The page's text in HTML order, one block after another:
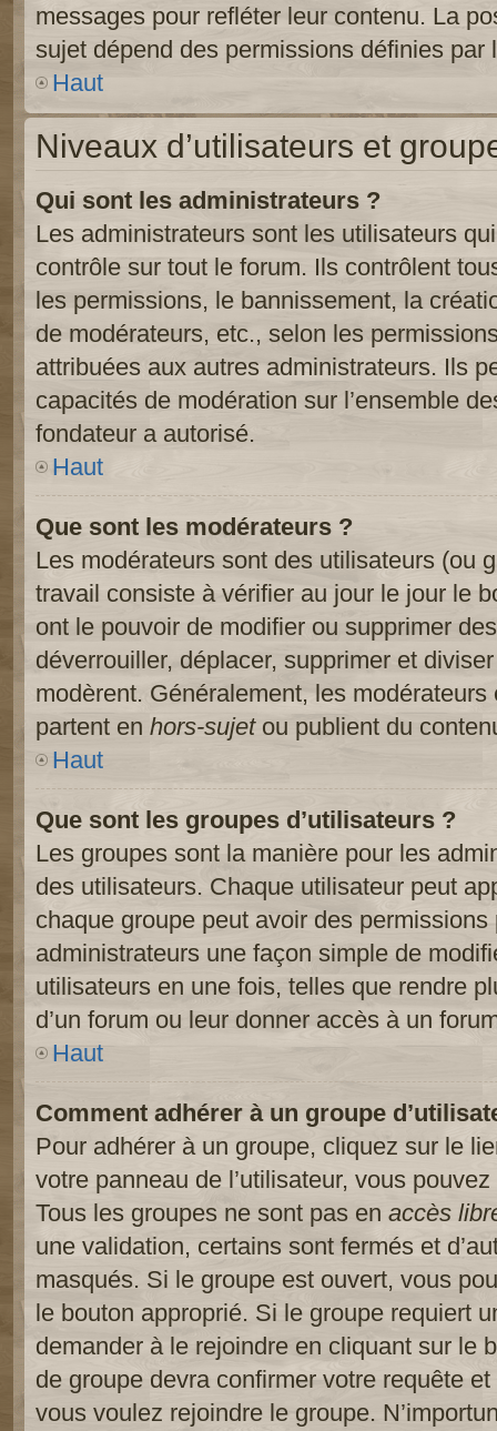
messages pour refléter leur contenu. La
sujet dépend des permissions définies par
Haut
Niveaux d’utilisateurs et
Qui sont les administrateurs ?
Les administrateurs sont les utilisateurs
contrôle sur tout le forum. Ils contrôlent
les permissions, le bannissement, la
de modérateurs, etc., selon les
attribuées aux autres administrateurs. Ils
capacités de modération sur l’ensemble
fondateur a autorisé.
Haut
Que sont les modérateurs ?
Les modérateurs sont des utilisateurs (ou
travail consiste à vérifier au jour le jour le
ont le pouvoir de modifier ou supprimer
déverrouiller, déplacer, supprimer et
modèrent. Généralement, les
partent en hors-sujetou publient du
Haut
Que sont les groupes d’utilisateurs ?
Les groupes sont la manière pour les
des utilisateurs. Chaque utilisateur peut
chaque groupe peut avoir des
administrateurs une façon simple de
utilisateurs en une fois, telles que rendre
d’un forum ou leur donner accès à un
Haut
Comment adhérer à un groupe
Pour adhérer à un groupe, cliquez sur le
votre panneau de l’utilisateur, vous
Tous les groupes ne sont pas en accès
une validation, certains sont fermés et
masqués. Si le groupe est ouvert, vous
le bouton approprié. Si le groupe requiert
demander à le rejoindre en cliquant sur le
de groupe devra confirmer votre requête
vous voulez rejoindre le groupe.